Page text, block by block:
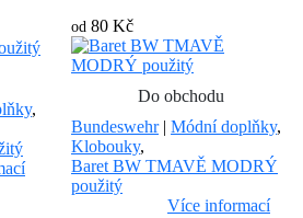
od 80 Kč
,
Do obchodu
Bundeswehr| Módní doplňky,
Klobouky,
Baret BW TMAVĚ MODRÝ
použitý
Více informací